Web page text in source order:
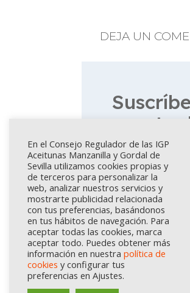
DEJA UN
No te pierdas
consejos sobre
historia y estilo
Regulador.
Pincha aquí para
En el Consejo Regulador de las IGP
Aceitunas Manzanilla y Gordal de
Sevilla utilizamos cookies propias y
de terceros para personalizar la
web, analizar nuestros servicios y
mostrarte publicidad relacionada
con tus preferencias, basándonos
en tus hábitos de navegación. Para
aceptar todas las cookies, marca
aceptar todo. Puedes obtener más
información en nuestra política de
cookies y configurar tus
preferencias en Ajustes.